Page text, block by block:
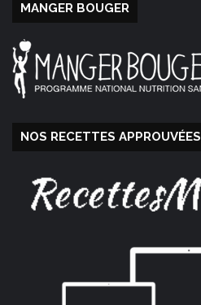
MANGER BOUGER
NOS RECETTES APPROUVÉES